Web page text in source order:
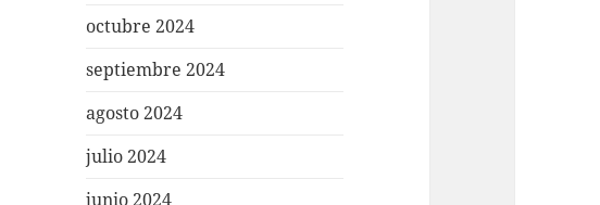
octubre 2024
septiembre 2024
agosto 2024
julio 2024
junio 2024